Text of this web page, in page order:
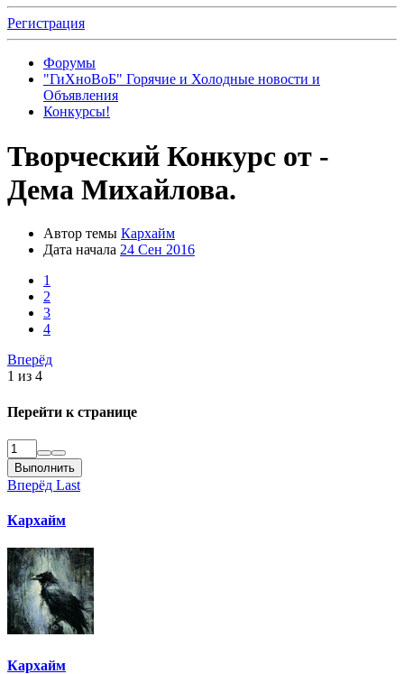
Регистрация
Форумы
"ГиХноВоБ" Горячие и Холодные новости и
Объявления
Конкурсы!
Творческий Конкурс от -
Дема Михайлова.
Автор темы Кархайм
Дата начала 24 Сен 2016
1
2
3
4
Вперёд
1 из 4
Перейти к странице
Выполнить
Вперёд Last
Кархайм
Кархайм